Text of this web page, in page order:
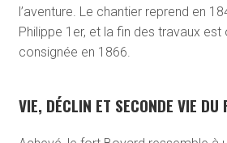
l’aventure. Le chantier reprend en
Philippe 1 er, et la fin des travaux
consignée en 1866.
VIE, DÉCLIN ET SECONDE VIE DU